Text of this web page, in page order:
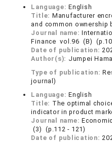
Language:English
Title: Manufacturer
and common ownership
Journal name:
Finance vol.96 (B)
Date of publication:
Author(s): Jumpei
Type of publication:
journal)
Language:English
Title: The optimal
indicator in product
Journal name:
(3) (p.112 - 121)
Date of publication: